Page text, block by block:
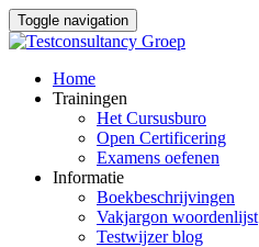
Toggle navigation
Skip
Home
Trainingen
Het Cursusburo
Open Certificering
Examens oefenen
Informatie
Boekbeschrijvingen
Vakjargon woordenlijst
Testwijzer blog